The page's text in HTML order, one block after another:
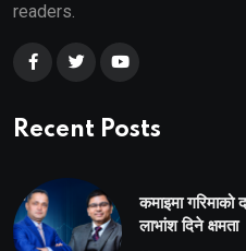
readers.
Recent Posts
कमाइमा
लाभांश दिने क्षमता